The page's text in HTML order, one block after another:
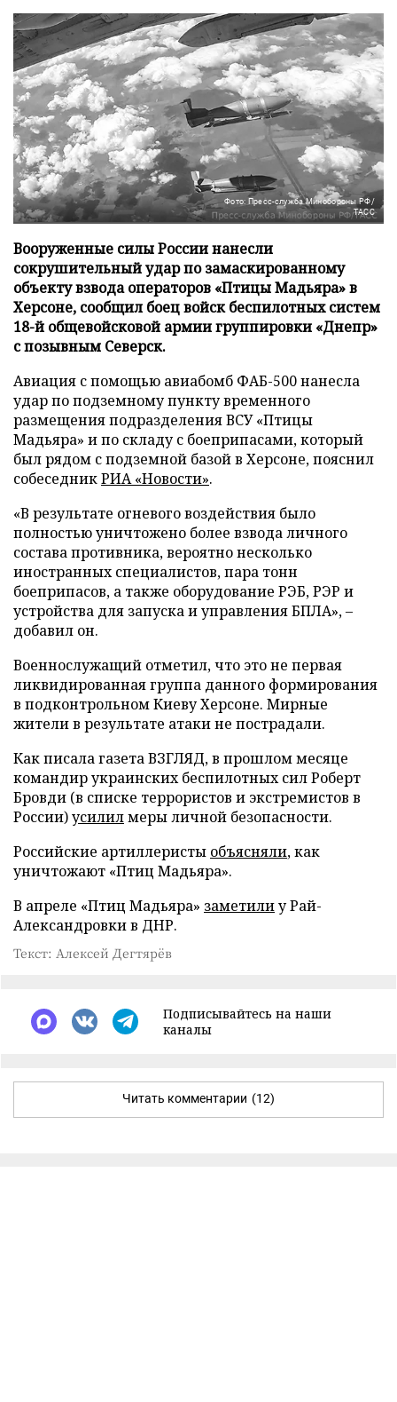
Фото: Пресс-служба Минобороны РФ/
ТАСС
Вооруженные силы России нанесли
сокрушительный удар по замаскированному
объекту взвода операторов «Птицы Мадьяра» в
Херсоне, сообщил боец войск беспилотных систем
18-й общевойсковой армии группировки «Днепр»
с позывным Северск.
Авиация с помощью авиабомб ФАБ-500 нанесла
удар по подземному пункту временного
размещения подразделения ВСУ «Птицы
Мадьяра» и по складу с боеприпасами, который
был рядом с подземной базой в Херсоне, пояснил
собеседникРИА «Новости».
«В результате огневого воздействия было
полностью уничтожено более взвода личного
состава противника, вероятно несколько
иностранных специалистов, пара тонн
боеприпасов, а также оборудование РЭБ, РЭР и
устройства для запуска и управления БПЛА», –
добавил он.
Военнослужащий отметил, что это не первая
ликвидированная группа данного формирования
в подконтрольном Киеву Херсоне. Мирные
жители в результате атаки не пострадали.
Как писала газета ВЗГЛЯД, в прошлом месяце
командир украинских беспилотных сил Роберт
Бровди (в списке террористов и экстремистов в
России)усилилмеры личной безопасности.
Российские артиллеристы объясняли, как
уничтожают «Птиц Мадьяра».
В апреле «Птиц Мадьяра» заметилиу Рай-
Александровки в ДНР.
Текст: Алексей Дегтярёв
Подписывайтесь на наши
каналы
Читать комментарии (12)